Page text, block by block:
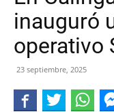
inauguró
operativo
23 septiembre, 2025